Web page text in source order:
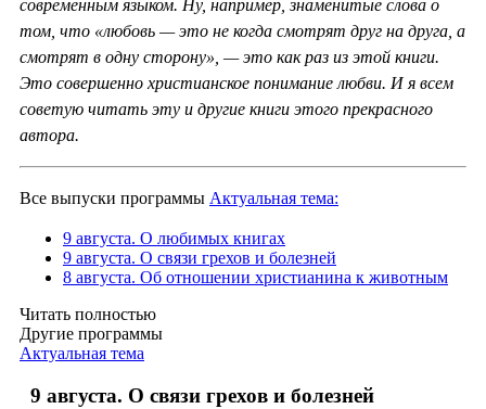
современным языком. Ну, например, знаменитые слова о
том, что «любовь — это не когда смотрят друг на друга, а
смотрят в одну сторону», — это как раз из этой книги.
Это совершенно христианское понимание любви. И я всем
советую читать эту и другие книги этого прекрасного
автора.
Все выпуски программы Актуальная тема:
9 августа. О любимых книгах
9 августа. О связи грехов и болезней
8 августа. Об отношении христианина к животным
Читать полностью
Другие программы
Актуальная тема
9 августа. О связи грехов и болезней